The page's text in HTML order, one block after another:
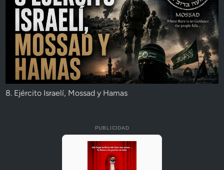
8. Ejército Israelí, Mossad y Hamas
PUBLICIDAD